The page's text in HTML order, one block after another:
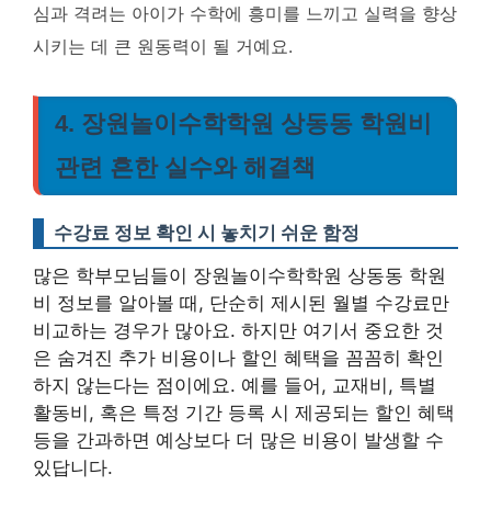
심과 격려는 아이가 수학에 흥미를 느끼고 실력을 향상
시키는 데 큰 원동력이 될 거예요.
4. 장원놀이수학학원 상동동 학원비
관련 흔한 실수와 해결책
수강료 정보 확인 시 놓치기 쉬운 함정
많은 학부모님들이 장원놀이수학학원 상동동 학원
비 정보를 알아볼 때, 단순히 제시된 월별 수강료만
비교하는 경우가 많아요. 하지만 여기서 중요한 것
은 숨겨진 추가 비용이나 할인 혜택을 꼼꼼히 확인
하지 않는다는 점이에요. 예를 들어, 교재비, 특별
활동비, 혹은 특정 기간 등록 시 제공되는 할인 혜택
등을 간과하면 예상보다 더 많은 비용이 발생할 수
있답니다.